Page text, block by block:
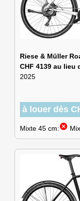
Riese & Müller
CHF 4139 au lieu
2025
à louer dès
Mixte 45 cm:cancel